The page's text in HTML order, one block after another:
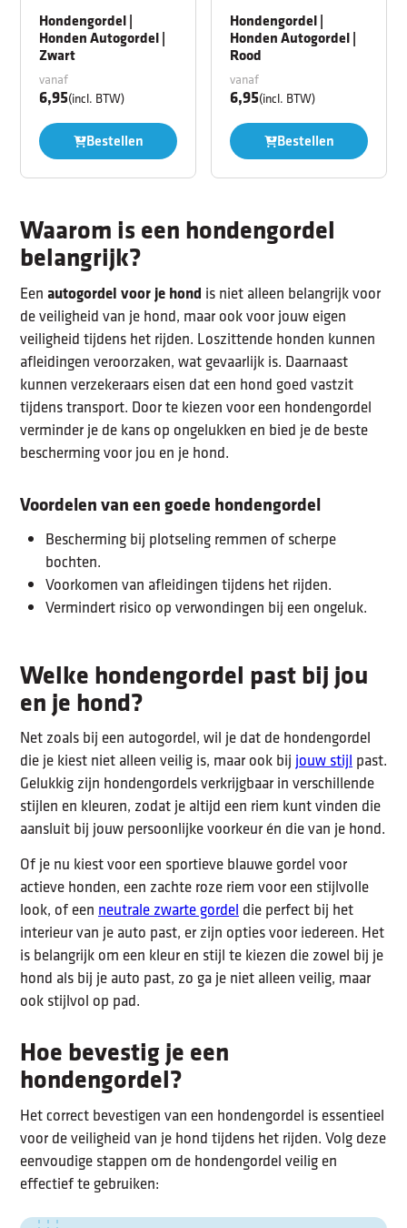
Hondengordel |
Honden Autogordel |
Zwart
vanaf
6,95(incl. BTW)
Bestellen
Hondengordel |
Honden Autogordel |
Rood
vanaf
6,95(incl. BTW)
Bestellen
Waarom is een hondengordel
belangrijk?
Een autogordel voor je hond is niet alleen belangrijk voor
de veiligheid van je hond, maar ook voor jouw eigen
veiligheid tijdens het rijden. Loszittende honden kunnen
afleidingen veroorzaken, wat gevaarlijk is. Daarnaast
kunnen verzekeraars eisen dat een hond goed vastzit
tijdens transport. Door te kiezen voor een hondengordel
verminder je de kans op ongelukken en bied je de beste
bescherming voor jou en je hond.
Voordelen van een goede hondengordel
Bescherming bij plotseling remmen of scherpe
bochten.
Voorkomen van afleidingen tijdens het rijden.
Vermindert risico op verwondingen bij een ongeluk.
Welke hondengordel past bij jou
en je hond?
Net zoals bij een autogordel, wil je dat de hondengordel
die je kiest niet alleen veilig is, maar ook bij jouw stijl past.
Gelukkig zijn hondengordels verkrijgbaar in verschillende
stijlen en kleuren, zodat je altijd een riem kunt vinden die
aansluit bij jouw persoonlijke voorkeur én die van je hond.
Of je nu kiest voor een sportieve blauwe gordel voor
actieve honden, een zachte roze riem voor een stijlvolle
look, of een neutrale zwarte gordel die perfect bij het
interieur van je auto past, er zijn opties voor iedereen. Het
is belangrijk om een kleur en stijl te kiezen die zowel bij je
hond als bij je auto past, zo ga je niet alleen veilig, maar
ook stijlvol op pad.
Hoe bevestig je een
hondengordel?
Het correct bevestigen van een hondengordel is essentieel
voor de veiligheid van je hond tijdens het rijden. Volg deze
eenvoudige stappen om de hondengordel veilig en
effectief te gebruiken: